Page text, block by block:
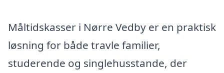
Måltidskasser i Nørre Vedby er en praktisk
løsning for både travle familier,
studerende og singlehusstande, der